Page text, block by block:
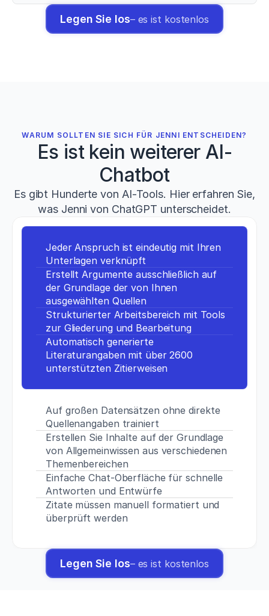
Legen Sie los– es ist kostenlos
WARUM SOLLTEN SIE SICH FÜR JENNI ENTSCHEIDEN?
Es ist kein weiterer AI-
Chatbot
Es gibt Hunderte von AI-Tools. Hier erfahren Sie,
was Jenni von ChatGPT unterscheidet.
Jeder Anspruch ist eindeutig mit Ihren
Unterlagen verknüpft
Erstellt Argumente ausschließlich auf
der Grundlage der von Ihnen
ausgewählten Quellen
Strukturierter Arbeitsbereich mit Tools
zur Gliederung und Bearbeitung
Automatisch generierte
Literaturangaben mit über 2600
unterstützten Zitierweisen
Auf großen Datensätzen ohne direkte
Quellenangaben trainiert
Erstellen Sie Inhalte auf der Grundlage
von Allgemeinwissen aus verschiedenen
Themenbereichen
Einfache Chat-Oberfläche für schnelle
Antworten und Entwürfe
Zitate müssen manuell formatiert und
überprüft werden
Legen Sie los– es ist kostenlos